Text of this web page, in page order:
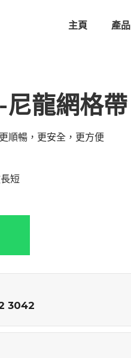
主頁 產品
龍網格帶
順暢，更安全，更方便
短
3042